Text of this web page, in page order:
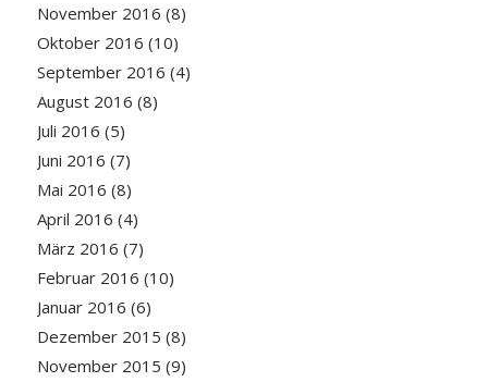
November 2016 (8)
Oktober 2016 (10)
September 2016 (4)
August 2016 (8)
Juli 2016 (5)
Juni 2016 (7)
Mai 2016 (8)
April 2016 (4)
März 2016 (7)
Februar 2016 (10)
Januar 2016 (6)
Dezember 2015 (8)
November 2015 (9)